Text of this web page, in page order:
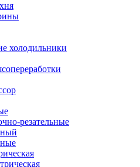
холодильники
резательные